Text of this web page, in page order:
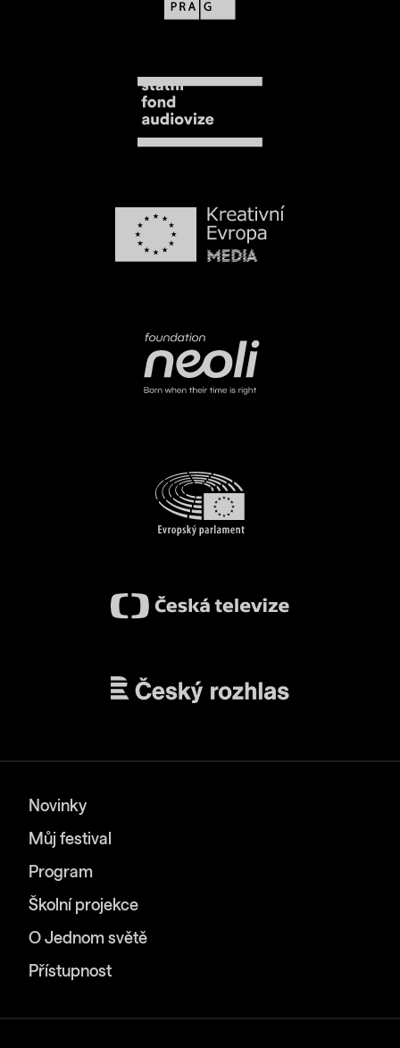
Novinky
Můj festival
Program
Školní projekce
O Jednom světě
Přístupnost